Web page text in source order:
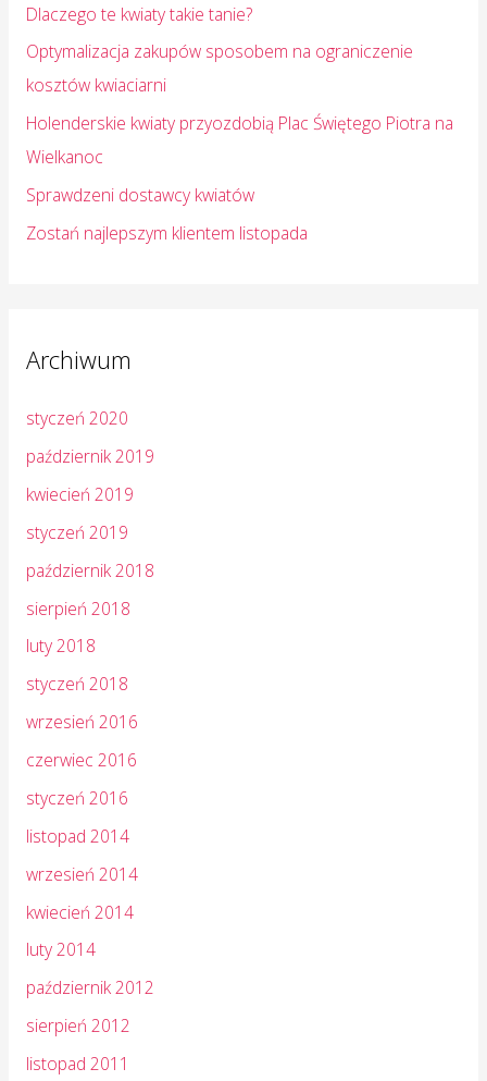
d
l
a
:
Dlaczego te kwiaty takie tanie?
Optymalizacja zakupów sposobem na ograniczenie
kosztów kwiaciarni
Holenderskie kwiaty przyozdobią Plac Świętego Piotra na
Wielkanoc
Sprawdzeni dostawcy kwiatów
Zostań najlepszym klientem listopada
Archiwum
styczeń 2020
październik 2019
kwiecień 2019
styczeń 2019
październik 2018
sierpień 2018
luty 2018
styczeń 2018
wrzesień 2016
czerwiec 2016
styczeń 2016
listopad 2014
wrzesień 2014
kwiecień 2014
luty 2014
październik 2012
sierpień 2012
listopad 2011